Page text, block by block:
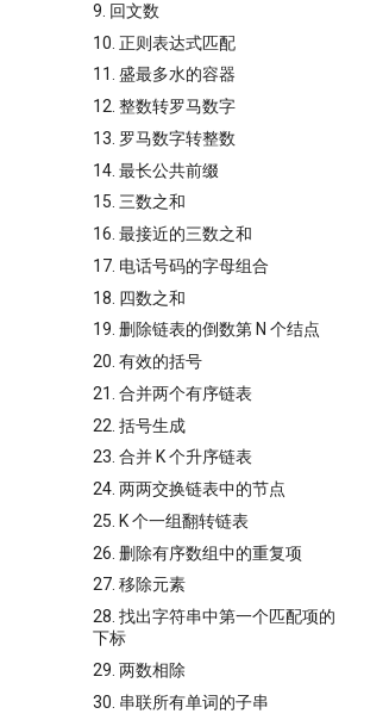
9. 回文数
10. 正则表达式匹配
11. 盛最多水的容器
12. 整数转罗马数字
13. 罗马数字转整数
14. 最长公共前缀
15. 三数之和
16. 最接近的三数之和
17. 电话号码的字母组合
18. 四数之和
19. 删除链表的倒数第 N 个结点
20. 有效的括号
21. 合并两个有序链表
22. 括号生成
23. 合并 K 个升序链表
24. 两两交换链表中的节点
25. K 个一组翻转链表
26. 删除有序数组中的重复项
27. 移除元素
28. 找出字符串中第一个匹配项的
下标
29. 两数相除
30. 串联所有单词的子串